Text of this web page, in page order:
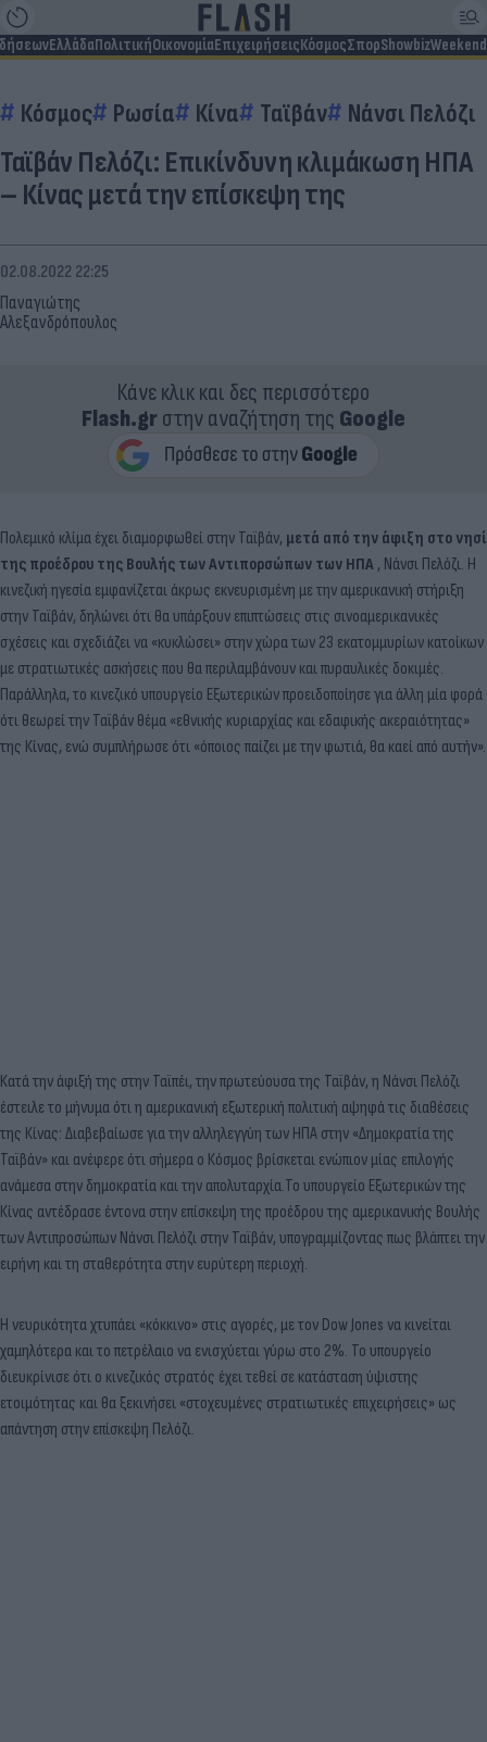
ΕλλάδαΠολιτικήΟικονομίαΕπιχειρήσειςΚόσμοςΣπορShowbizWeekend
Κόσμος Ρωσία Κίνα Ταϊβάν Νάνσι Πελόζι
Ταϊβάν Πελόζι: Επικίνδυνη κλιμάκωση ΗΠΑ
– Κίνας μετά την επίσκεψη της
Παναγιώτης
Αλεξανδρόπουλος
02.08.2022 22:25
Κάνε κλικ και δες περισσότερο
Flash.grστην αναζήτηση της Google
Πολεμικό κλίμα έχει διαμορφωθεί στην Ταϊβάν, μετά από την άφιξη στο νησί
της προέδρου της Βουλής των Αντιπορσώπων των ΗΠΑ , Νάνσι Πελόζι. Η
κινεζική ηγεσία εμφανίζεται άκρως εκνευρισμένη με την αμερικανική στήριξη
στην Ταϊβάν, δηλώνει ότι θα υπάρξουν επιπτώσεις στις σινοαμερικανικές
σχέσεις και σχεδιάζει να «κυκλώσει» στην χώρα των 23 εκατομμυρίων κατοίκων
με στρατιωτικές ασκήσεις που θα περιλαμβάνουν και πυραυλικές δοκιμές.
Παράλληλα, το κινεζικό υπουργείο Εξωτερικών προειδοποίησε για άλλη μία φορά
ότι θεωρεί την Ταϊβάν θέμα «εθνικής κυριαρχίας και εδαφικής ακεραιότητας»
της Κίνας, ενώ συμπλήρωσε ότι «όποιος παίζει με την φωτιά, θα καεί από αυτήν».
Κατά την άφιξή της στην Ταϊπέι, την πρωτεύουσα της Ταϊβάν, η Νάνσι Πελόζι
έστειλε το μήνυμα ότι η αμερικανική εξωτερική πολιτική αψηφά τις διαθέσεις
της Κίνας: Διαβεβαίωσε για την αλληλεγγύη των ΗΠΑ στην «Δημοκρατία της
Ταϊβάν» και ανέφερε ότι σήμερα ο Κόσμος βρίσκεται ενώπιον μίας επιλογής
ανάμεσα στην δημοκρατία και την απολυταρχία.Το υπουργείο Εξωτερικών της
Κίνας αντέδρασε έντονα στην επίσκεψη της προέδρου της αμερικανικής Βουλής
των Αντιπροσώπων Νάνσι Πελόζι στην Ταϊβάν, υπογραμμίζοντας πως βλάπτει την
ειρήνη και τη σταθερότητα στην ευρύτερη περιοχή.
Η νευρικότητα χτυπάει «κόκκινο» στις αγορές, με τον Dow Jones να κινείται
χαμηλότερα και το πετρέλαιο να ενισχύεται γύρω στο 2%. Το υπουργείο
διευκρίνισε ότι ο κινεζικός στρατός έχει τεθεί σε κατάσταση ύψιστης
ετοιμότητας και θα ξεκινήσει «στοχευμένες στρατιωτικές επιχειρήσεις» ως
απάντηση στην επίσκεψη Πελόζι.